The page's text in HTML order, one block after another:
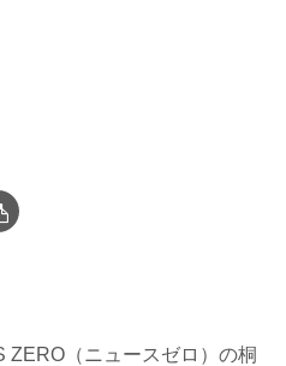
ZERO（ニュースゼロ）の桐